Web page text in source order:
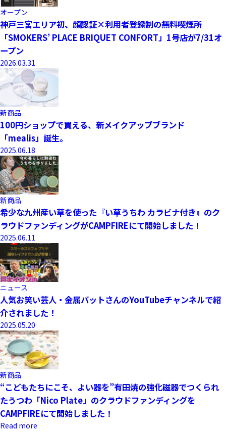
オープン
神戸三宮エリア初、顔認証×利用者登録制の無料喫煙所
「SMOKERS’ PLACE BRIQUET CONFORT」1号店が7/31オ
ープン
2026.03.31
新商品
100円ショップで買える、新メイクアップブランド
「mealis」誕生。
2025.06.18
新商品
希少な九州産い草を使った『い草うちわ カラビナ付き』のク
ラウドファンディングがCAMPFIREにて開始しました！
2025.06.11
ニュース
人気お笑い芸人・金属バットさんのYouTubeチャンネルで紹
介されました！
2025.05.20
新商品
“こどもたちにこそ、よい器を”有田焼の強化磁器でつくられ
たうつわ「Nico Plate」のクラウドファンディングを
CAMPFIREにて開始しました！
Read more